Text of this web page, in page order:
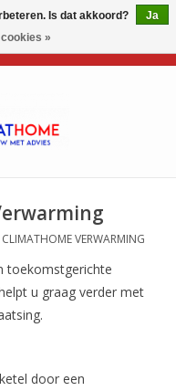
VERWARMING
toekomstgerichte
u graag verder met
door een
Is dat akkoord?
Ja
»